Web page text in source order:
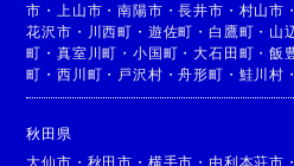
市 ・ 上山市 ・南陽市 ・長井市 ・ 村山市 ・
花沢市 ・ 川西町 ・ 遊佐町 ・ 白鷹町 ・ 山
町 ・真室川町 ・小国町 ・大石田町 ・飯
町 ・西川町 ・ 戸沢村 ・舟形町 ・ 鮭川村 ・
秋田県
大仙市 ・ 秋田市 ・ 横手市 ・ 由利本荘市 ・